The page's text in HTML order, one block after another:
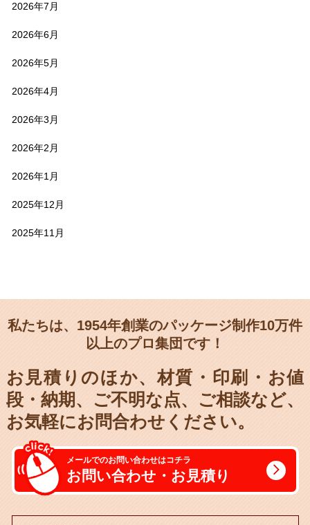
2026年7月
2026年6月
2026年5月
2026年4月
2026年3月
2026年2月
2026年1月
2025年12月
2025年11月
私たちは、1954年創業のパッケージ制作10万件
以上のプロ集団です！
お見積りのほか、材質・印刷・お値
段・納期、
ご不明な点、ご相談など、
お気軽にお問合わせください。
メールでのお問い合わせはコチラ
お問い合わせ・お見積り